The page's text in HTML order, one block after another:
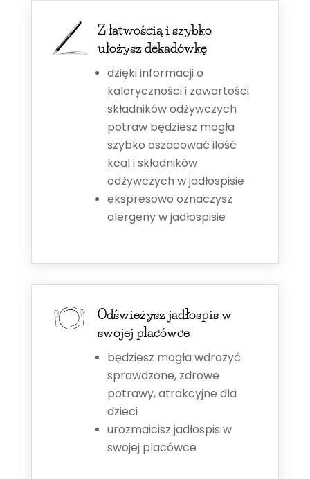
Z łatwością i szybko
ułożysz dekadówkę
dzięki informacji o
kaloryczności i zawartości
składników odżywczych
potraw będziesz mogła
szybko oszacować ilość
kcal i składników
odżywczych w jadłospisie
ekspresowo oznaczysz
alergeny w jadłospisie
Odświeżysz jadłospis w
swojej placówce
będziesz mogła wdrożyć
sprawdzone, zdrowe
potrawy, atrakcyjne dla
dzieci
urozmaicisz jadłospis w
swojej placówce